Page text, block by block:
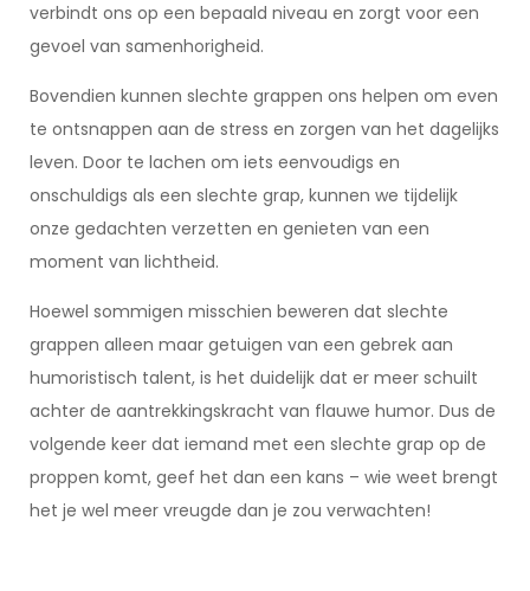
verbindt ons op een bepaald niveau en zorgt voor een
gevoel van samenhorigheid.
Bovendien kunnen slechte grappen ons helpen om even
te ontsnappen aan de stress en zorgen van het dagelijks
leven. Door te lachen om iets eenvoudigs en
onschuldigs als een slechte grap, kunnen we tijdelijk
onze gedachten verzetten en genieten van een
moment van lichtheid.
Hoewel sommigen misschien beweren dat slechte
grappen alleen maar getuigen van een gebrek aan
humoristisch talent, is het duidelijk dat er meer schuilt
achter de aantrekkingskracht van flauwe humor. Dus de
volgende keer dat iemand met een slechte grap op de
proppen komt, geef het dan een kans – wie weet brengt
het je wel meer vreugde dan je zou verwachten!